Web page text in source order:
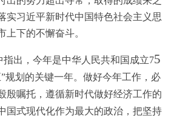
实习近平新时代中国特色社会主义思
上下的不懈奋斗。
指出，今年是中华人民共和国成立75
规划的关键一年。做好今年工作，必
殷嘱托，遵循新时代做好经济工作的
国式现代化作为最大的政治，把坚持